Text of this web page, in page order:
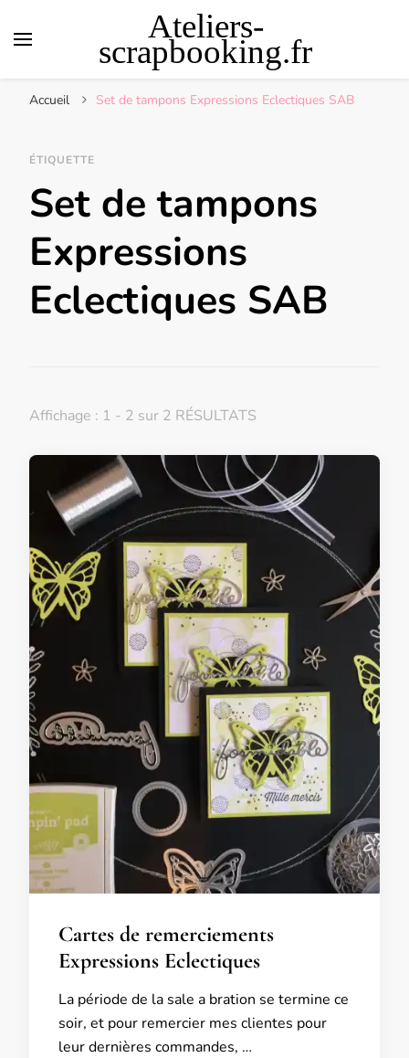
Ateliers-
scrapbooking.fr
Accueil Set de tampons Expressions Eclectiques SAB
ÉTIQUETTE
Set de tampons
Expressions
Eclectiques SAB
Affichage : 1 - 2 sur 2 RÉSULTATS
Cartes de remerciements
Expressions Eclectiques
La période de la sale a bration se termine ce
soir, et pour remercier mes clientes pour
leur dernières commandes, …